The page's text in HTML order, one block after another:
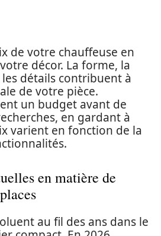
de votre chauffeuse en
décor. La forme, la
détails contribuent à
de votre pièce.
un budget avant de
en gardant à
varient en fonction de la
en matière de
au fil des ans dans le